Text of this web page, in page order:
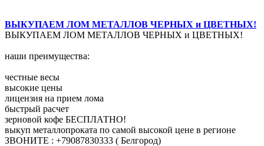
ВЫКУПАЕМ ЛОМ МЕТАЛЛОВ ЧЕРНЫХ и ЦВЕТНЫХ!
ВЫКУПАЕМ ЛОМ МЕТАЛЛОВ ЧЕРНЫХ и ЦВЕТНЫХ!
наши преимущества:
честные весы
высокие цены
лицензия на прием лома
быстрый расчет
зерновой кофе БЕСПЛАТНО!
выкуп металлопроката по самой высокой цене в регионе
ЗВОНИТЕ : +79087830333 ( Белгород)